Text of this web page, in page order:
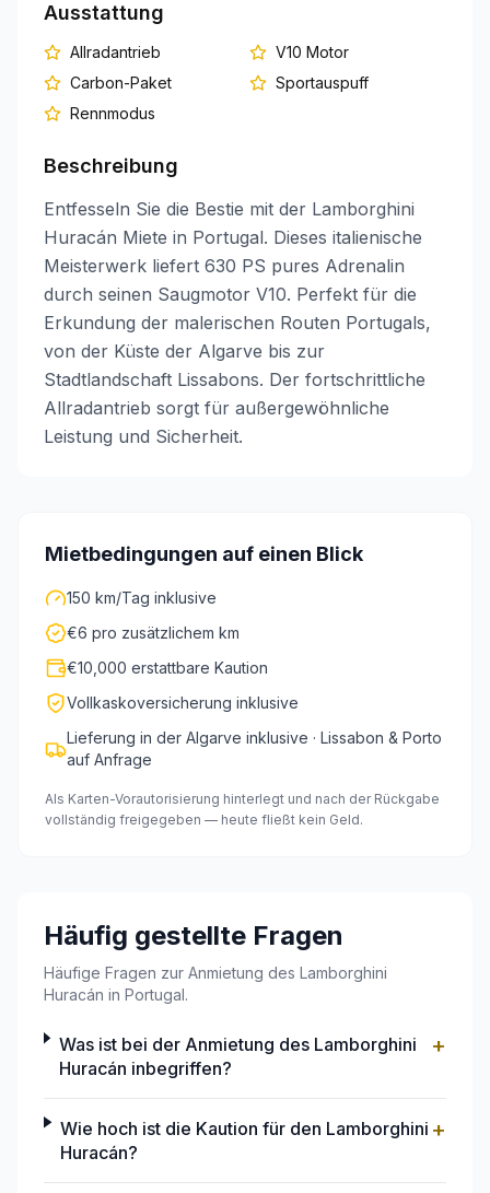
Ausstattung
Allradantrieb
V10 Motor
Carbon-Paket
Sportauspuff
Rennmodus
Beschreibung
Entfesseln Sie die Bestie mit der Lamborghini
Huracán Miete in Portugal. Dieses italienische
Meisterwerk liefert 630 PS pures Adrenalin
durch seinen Saugmotor V10. Perfekt für die
Erkundung der malerischen Routen Portugals,
von der Küste der Algarve bis zur
Stadtlandschaft Lissabons. Der fortschrittliche
Allradantrieb sorgt für außergewöhnliche
Leistung und Sicherheit.
Mietbedingungen auf einen Blick
150 km/Tag inklusive
€6 pro zusätzlichem km
€10,000 erstattbare Kaution
Vollkaskoversicherung inklusive
Lieferung in der Algarve inklusive · Lissabon & Porto
auf Anfrage
Als Karten-Vorautorisierung hinterlegt und nach der Rückgabe
vollständig freigegeben — heute fließt kein Geld.
Häufig gestellte Fragen
Häufige Fragen zur Anmietung des Lamborghini
Huracán in Portugal.
Was ist bei der Anmietung des Lamborghini
Huracán inbegriffen?
+
Wie hoch ist die Kaution für den Lamborghini
Huracán?
+